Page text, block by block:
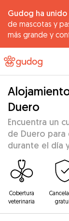
Gudog ha unido
de mascotas y
más grande y
Duero
Encuentra un
de Duero para
durante el día
Cobertura
veterinaria